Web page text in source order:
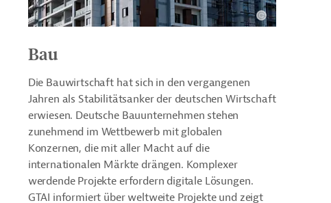
Bau
Die Bauwirtschaft hat sich in den vergangenen
Jahren als Stabilitätsanker der deutschen Wirtschaft
erwiesen. Deutsche Bauunternehmen stehen
zunehmend im Wettbewerb mit globalen
Konzernen, die mit aller Macht auf die
internationalen Märkte drängen. Komplexer
werdende Projekte erfordern digitale Lösungen.
GTAI informiert über weltweite Projekte und zeigt